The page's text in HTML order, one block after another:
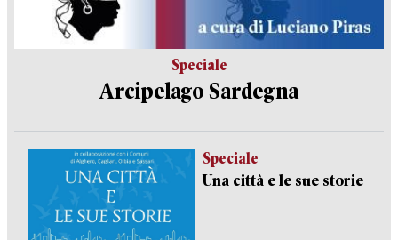
Speciale
Arcipelago Sardegna
Speciale
Una città e le sue storie